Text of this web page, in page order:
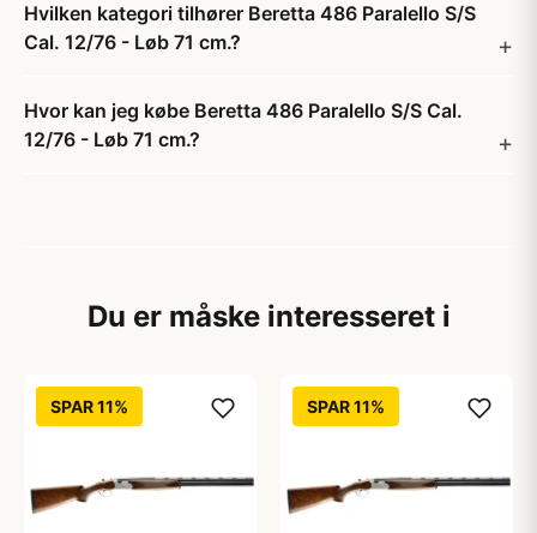
Hvilken kategori tilhører Beretta 486 Paralello S/S
Cal. 12/76 - Løb 71 cm.?
Hvor kan jeg købe Beretta 486 Paralello S/S Cal.
12/76 - Løb 71 cm.?
Du er måske interesseret i
SPAR 11% SPAR 11%